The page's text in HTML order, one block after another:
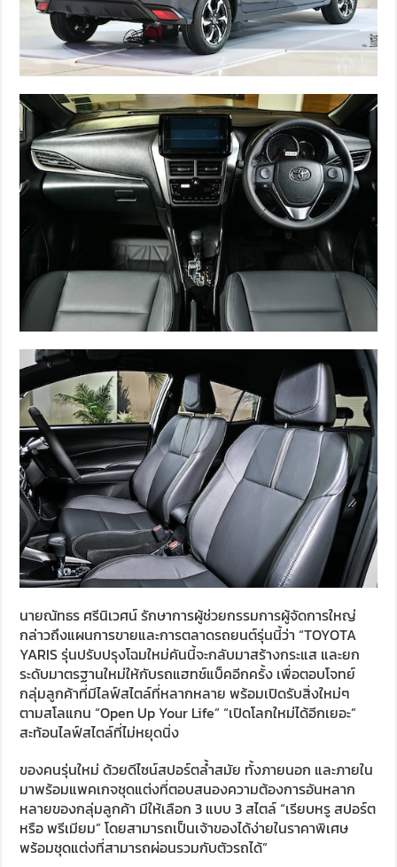
นายณัทธร ศรีนิเวศน์ รักษาการผู้ช่วยกรรมการผู้จัดการใหญ่
กล่าวถึงแผนการขายและการตลาดรถยนต์รุ่นนี้ว่า “TOYOTA
YARIS รุ่นปรับปรุงโฉมใหม่คันนี้จะกลับมาสร้างกระแส และยก
ระดับมาตรฐานใหม่ให้กับรถแฮทช์แบ็คอีกครั้ง เพื่อตอบโจทย์
กลุ่มลูกค้าที่มีไลฟ์สไตล์ที่หลากหลาย พร้อมเปิดรับสิ่งใหม่ๆ
ตามสโลแกน “Open Up Your Life” “เปิดโลกใหม่ได้อีกเยอะ”
สะท้อนไลฟ์สไตล์ที่ไม่หยุดนิ่ง
ของคนรุ่นใหม่ ด้วยดีไซน์สปอร์ตล้ำสมัย ทั้งภายนอก และภายใน
มาพร้อมแพคเกจชุดแต่งที่ตอบสนองความต้องการอันหลาก
หลายของกลุ่มลูกค้า มีให้เลือก 3 แบบ 3 สไตล์ “เรียบหรู สปอร์ต
หรือ พรีเมียม” โดยสามารถเป็นเจ้าของได้ง่ายในราคาพิเศษ
พร้อมชุดแต่งที่สามารถผ่อนรวมกับตัวรถได้”